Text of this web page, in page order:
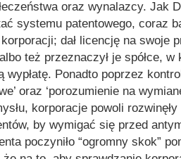
oraz wynalazcy. Jak
systemu patentowego, coraz
dał licencję na swoje
też przeznaczył je spółce,
Ponadto poprzez
oraz ‘porozumienie na
korporacje powoli rozwinęły
by wymigać się przed
poczyniło “ogromny skok”